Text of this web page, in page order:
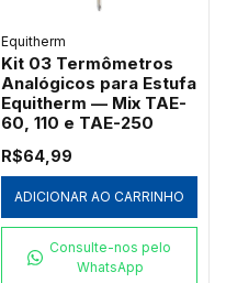
Equitherm
Kit 03 Termômetros
Analógicos para Estufa
Equitherm — Mix TAE-
60, 110 e TAE-250
R$64,99
ADICIONAR AO CARRINHO
Consulte-nos pelo
WhatsApp